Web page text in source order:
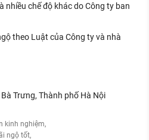
chế độ khác do Công ty ban
theo Luật của Công ty và nhà
Trưng, Thành phố Hà Nội
kinh nghiệm
ngộ tốt